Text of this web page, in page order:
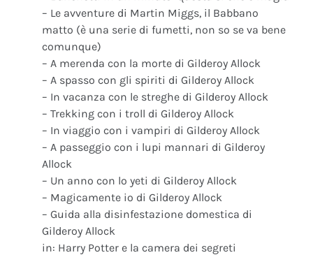
– Le avventure di Martin Miggs, il Babbano
matto (è una serie di fumetti, non so se va bene
comunque)
– A merenda con la morte di Gilderoy Allock
– A spasso con gli spiriti di Gilderoy Allock
– In vacanza con le streghe di Gilderoy Allock
– Trekking con i troll di Gilderoy Allock
– In viaggio con i vampiri di Gilderoy Allock
– A passeggio con i lupi mannari di Gilderoy
Allock
– Un anno con lo yeti di Gilderoy Allock
– Magicamente io di Gilderoy Allock
– Guida alla disinfestazione domestica di
Gilderoy Allock
in: Harry Potter e la camera dei segreti